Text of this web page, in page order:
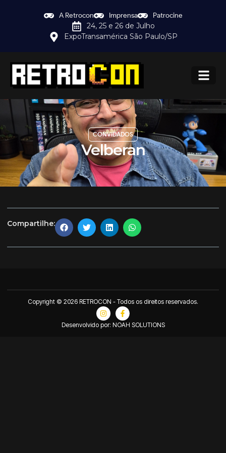
A Retrocon Imprensa Patrocine
24, 25 e 26 de Julho
ExpoTransamérica São Paulo/SP
CONVIDADOS
Velberan
Compartilhe:
Copyright © 2026 RETROCON - Todos os direitos reservados.
Desenvolvido por: NOAH SOLUTIONS